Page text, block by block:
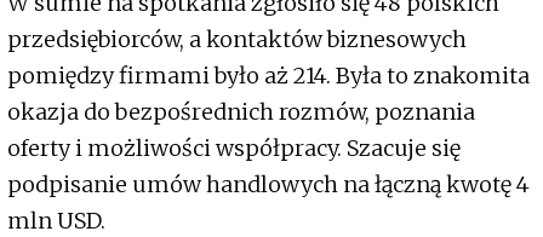
przedsiębiorców, a kontaktów biznesowych
pomiędzy firmami było aż 214. Była to znakomita
okazja do bezpośrednich rozmów, poznania
oferty i możliwości współpracy. Szacuje się
podpisanie umów handlowych na łączną kwotę 4
mln USD.